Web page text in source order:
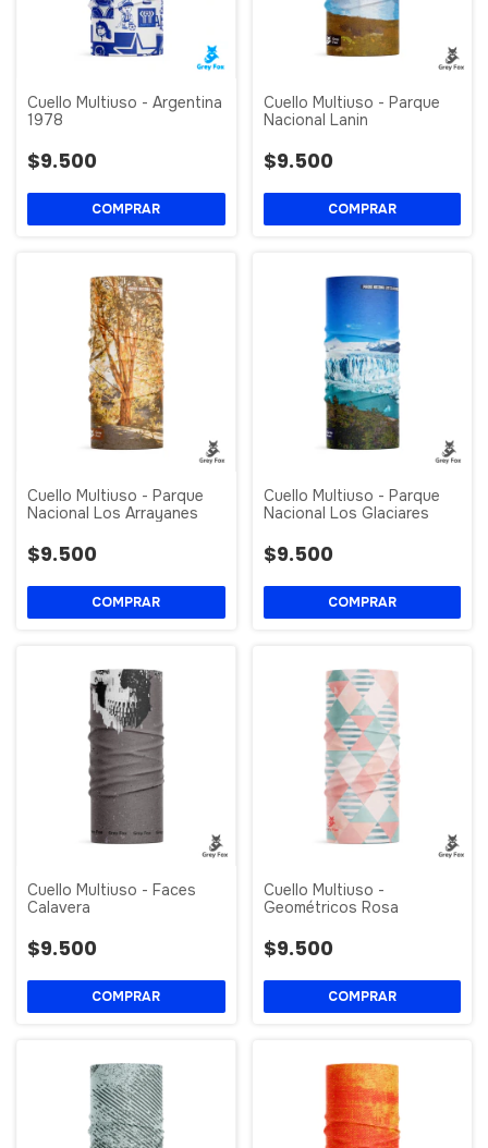
Cuello Multiuso - Argentina
1978
$9.500
Cuello Multiuso - Parque
Nacional Lanin
$9.500
Cuello Multiuso - Parque
Nacional Los Arrayanes
$9.500
Cuello Multiuso - Parque
Nacional Los Glaciares
$9.500
Cuello Multiuso - Faces
Calavera
$9.500
Cuello Multiuso -
Geométricos Rosa
$9.500